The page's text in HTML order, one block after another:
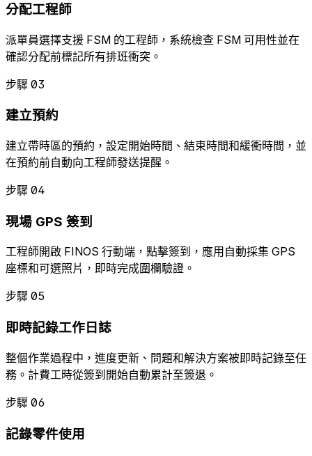
分配工程師
派單員選擇支援 FSM 的工程師，系統檢查 FSM 可用性並在
確認分配前標記所有排班衝突。
步驟 03
建立預約
建立帶時區的預約，設定開始時間、結束時間和緩衝時間，並
在預約前自動向工程師發送提醒。
步驟 04
現場 GPS 簽到
工程師開啟 FINOS 行動端，點擊簽到，應用自動採集 GPS
座標和可選照片，即時完成圍欄驗證。
步驟 05
即時記錄工作日誌
整個作業過程中，進度更新、問題和解決方案被即時記錄至任
務。計費工時從簽到開始自動累計至簽退。
步驟 06
記錄零件使用